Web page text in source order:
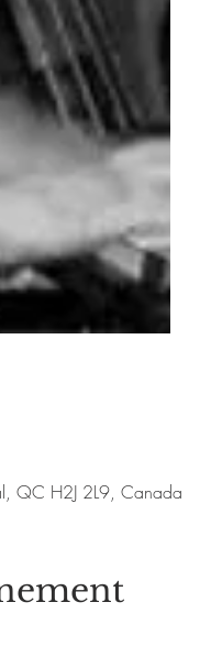
QC H2J 2L9, Canada